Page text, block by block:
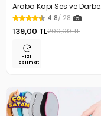
Araba Kapı Ses ve Darbe
Emici Pad 10 Adet
4.8/ 28
139,00 TL200,00 TL
Hızlı
Teslimat